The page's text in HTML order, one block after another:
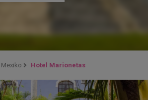
Mexiko Hotel Marionetas